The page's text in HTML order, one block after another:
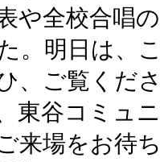
や全校合唱
。明日は、
、ご覧くだ
東谷コミュ
来場をお待